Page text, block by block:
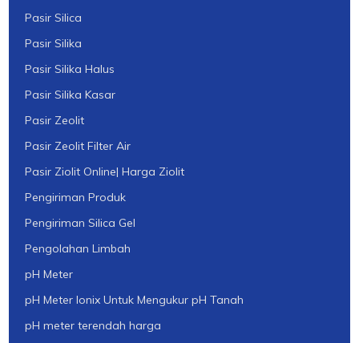
Pasir Silica
Pasir Silika
Pasir Silika Halus
Pasir Silika Kasar
Pasir Zeolit
Pasir Zeolit Filter Air
Pasir Ziolit Online| Harga Ziolit
Pengiriman Produk
Pengiriman Silica Gel
Pengolahan Limbah
pH Meter
pH Meter Ionix Untuk Mengukur pH Tanah
pH meter terendah harga